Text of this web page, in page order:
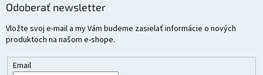
Odoberať newsletter
Vložte svoj e-mail a my Vám budeme zasielať informácie o nových
produktoch na našom e-shope.
Email